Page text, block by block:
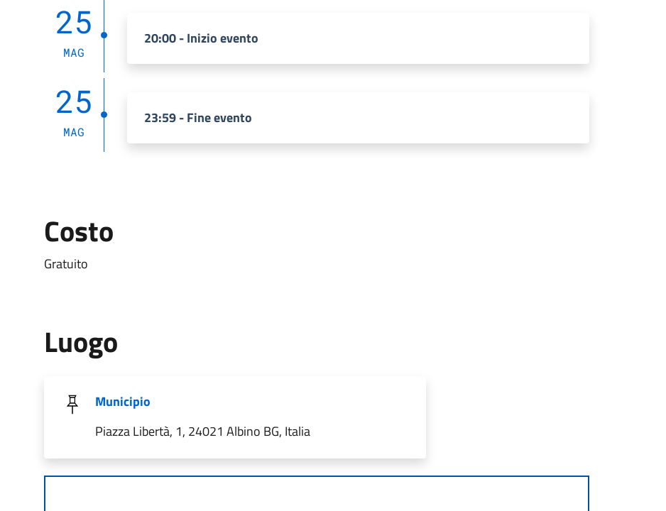
25
MAG
20:00 - Inizio evento
25
MAG
23:59 - Fine evento
Costo
Gratuito
Luogo
Municipio
Piazza Libertà, 1, 24021 Albino BG, Italia